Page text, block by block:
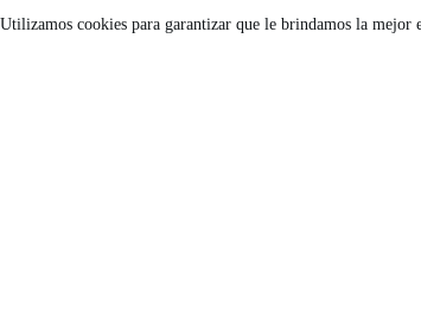
Utilizamos cookies para garantizar que le brindamos la mejor